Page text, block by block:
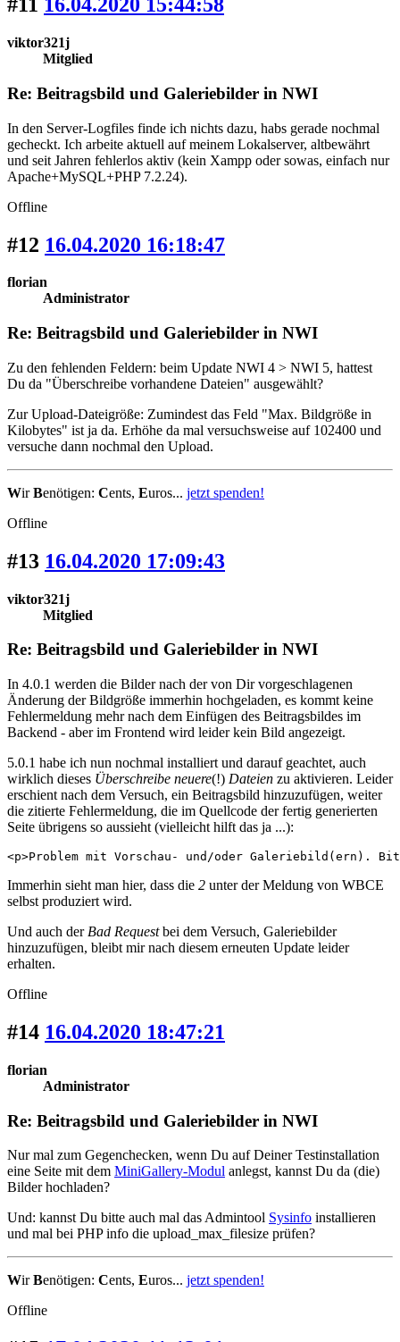
#11 16.04.2020 15:44:58
viktor321j
Mitglied
Re: Beitragsbild und Galeriebilder in NWI
In den Server-Logfiles finde ich nichts dazu, habs gerade nochmal
gecheckt. Ich arbeite aktuell auf meinem Lokalserver, altbewährt
und seit Jahren fehlerlos aktiv (kein Xampp oder sowas, einfach nur
Apache+MySQL+PHP 7.2.24).
Offline
#12 16.04.2020 16:18:47
florian
Administrator
Re: Beitragsbild und Galeriebilder in NWI
Zu den fehlenden Feldern: beim Update NWI 4 > NWI 5, hattest
Du da "Überschreibe vorhandene Dateien" ausgewählt?
Zur Upload-Dateigröße: Zumindest das Feld "Max. Bildgröße in
Kilobytes" ist ja da. Erhöhe da mal versuchsweise auf 102400 und
versuche dann nochmal den Upload.
WirBenötigen: Cents, Euros... jetzt spenden!
Offline
#13 16.04.2020 17:09:43
viktor321j
Mitglied
Re: Beitragsbild und Galeriebilder in NWI
In 4.0.1 werden die Bilder nach der von Dir vorgeschlagenen
Änderung der Bildgröße immerhin hochgeladen, es kommt keine
Fehlermeldung mehr nach dem Einfügen des Beitragsbildes im
Backend - aber im Frontend wird leider kein Bild angezeigt.
5.0.1 habe ich nun nochmal installiert und darauf geachtet, auch
wirklich dieses Überschreibe neuere(!) Dateien zu aktivieren. Leider
erschient nach dem Versuch, ein Beitragsbild hinzuzufügen, weiter
die zitierte Fehlermeldung, die im Quellcode der fertig generierten
Seite übrigens so aussieht (vielleicht hilft das ja ...):
<p>Problem mit Vorschau- und/oder Galeriebild(ern).
Immerhin sieht man hier, dass die 2 unter der Meldung von WBCE
selbst produziert wird.
Und auch der Bad Requestbei dem Versuch, Galeriebilder
hinzuzufügen, bleibt mir nach diesem erneuten Update leider
erhalten.
Offline
#14 16.04.2020 18:47:21
florian
Administrator
Re: Beitragsbild und Galeriebilder in NWI
Nur mal zum Gegenchecken, wenn Du auf Deiner Testinstallation
eine Seite mit dem MiniGallery-Modul anlegst, kannst Du da (die)
Bilder hochladen?
Und: kannst Du bitte auch mal das Admintool Sysinfo installieren
und mal bei PHP info die upload_max_filesize prüfen?
WirBenötigen: Cents, Euros... jetzt spenden!
Offline